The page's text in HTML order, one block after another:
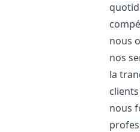
nous
nos
la
nous